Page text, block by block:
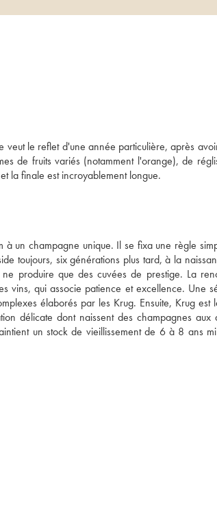
veut le reflet d'une année particulière, après
de fruits variés (notamment l'orange), de
la finale est incroyablement longue.
un champagne unique. Il se fixa une règle
toujours, six générations plus tard, à la
produire que des cuvées de prestige. La
vins, qui associe patience et excellence. Une
élaborés par les Krug. Ensuite, Krug est
délicate dont naissent des champagnes aux
un stock de vieillissement de 6 à 8 ans